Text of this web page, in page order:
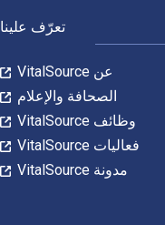
تعرّف علينا
عن VitalSource
الصحافة والإعلام
وظائف VitalSource
فعاليات VitalSource
مدونة VitalSource